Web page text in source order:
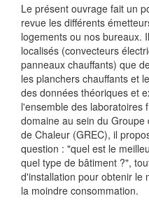
Le présent ouvrage fait un
revue les différents
logements ou nos bureaux.
localisés (convecteurs
panneaux chauffants) que
les planchers chauffants et
des données théoriques et
l'ensemble des laboratoires
domaine au sein du
de Chaleur (GREC), il
question : "quel est le
quel type de bâtiment ?",
d'installation pour obtenir le
la moindre consommation.